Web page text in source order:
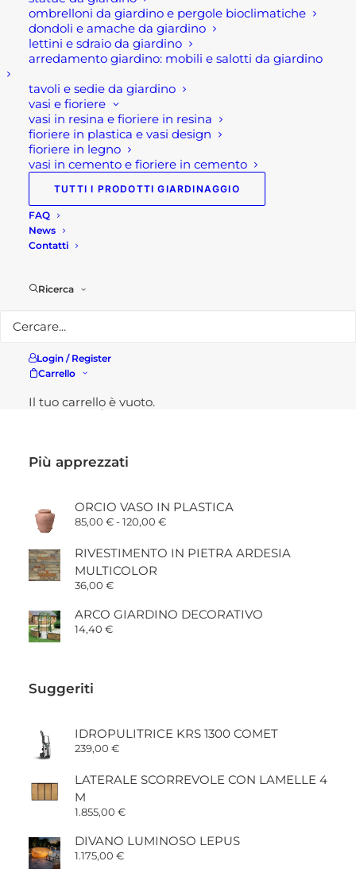
ombrelloni da giardino e pergole bioclimatiche
dondoli e amache da giardino
lettini e sdraio da giardino
arredamento giardino: mobili e salotti da giardino
tavoli e sedie da giardino
vasi e fioriere
vasi in resina e fioriere in resina
fioriere in plastica e vasi design
fioriere in legno
vasi in cemento e fioriere in cemento
TUTTI I PRODOTTI GIARDINAGGIO
FAQ
News
Contatti
Ricerca
Login / Register
Carrello
Il tuo carrello è vuoto.
360,00€
Porta filo muro per interni
Reversibile XREVERX: la
In evidenza
LION
CUCINA DA ESTERNO COMPATTA
3.230,00€
Più apprezzati
ORCIO VASO IN PLASTICA
85,00 €-120,00 €Fascia
da
RIVESTIMENTO IN PIETRA ARDESIA
MULTICOLOR
36,00 €
ARCO GIARDINO DECORATIVO
14,40 €
Suggeriti
IDROPULITRICE KRS 1300 COMET
239,00 €
LATERALE SCORREVOLE CON LAMELLE 4
M
1.855,00 €
DIVANO LUMINOSO LEPUS
1.175,00 €